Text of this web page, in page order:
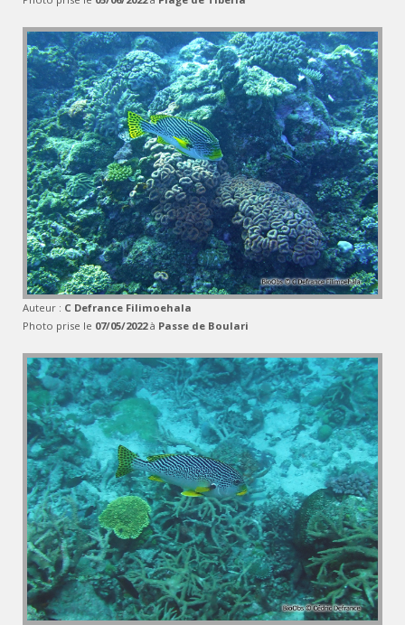
Auteur : C Defrance Filimoehala
Photo prise le 07/05/2022à Passe de Boulari